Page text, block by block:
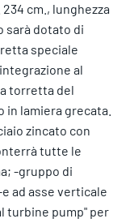
cm., lunghezza
sarà dotato di
speciale
al
torretta del
lamiera grecata.
zincato con
tutte le
-gruppo di
ad asse verticale
turbine pump" per